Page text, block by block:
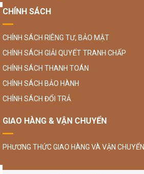
CHÍNH SÁCH
CHÍNH SÁCH RIÊNG TƯ, BẢO MẬT
CHÍNH SÁCH GIẢI QUYẾT TRANH CHẤP
CHÍNH SÁCH THANH TOÁN
CHÍNH SÁCH BẢO HÀNH
CHÍNH SÁCH ĐỔI TRẢ
GIAO HÀNG & VẬN CHUYỂN
PHƯƠNG THỨC GIAO HÀNG VÀ VẬN CHUYỂN